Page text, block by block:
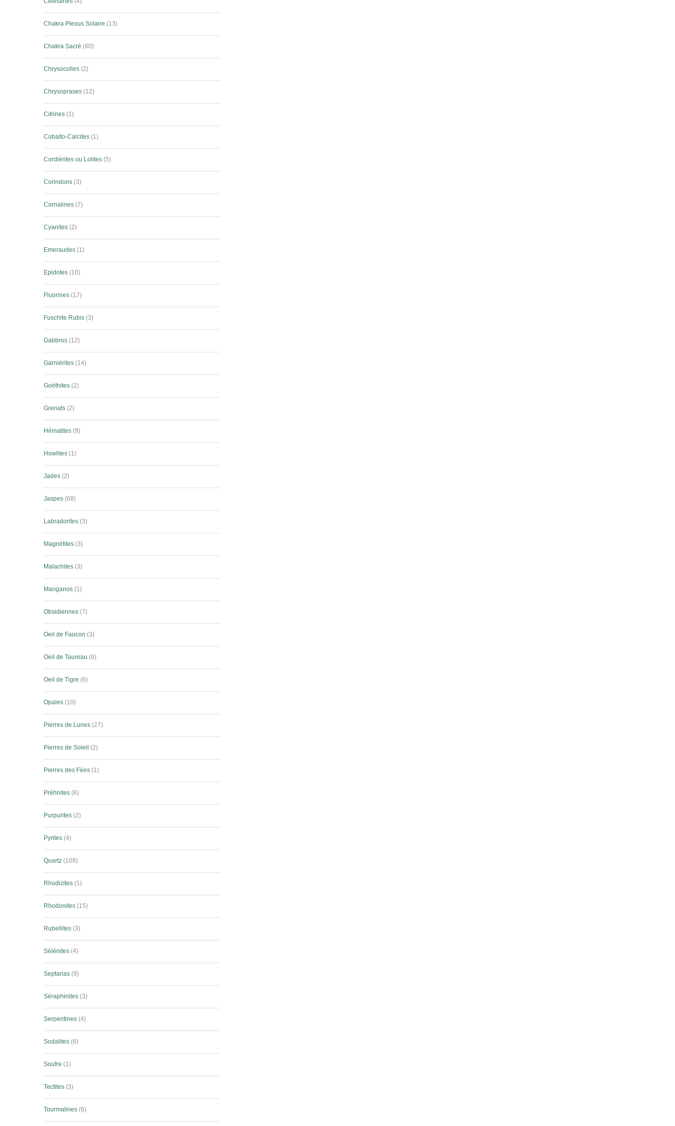
Chakra Plexus Solaire 13
Chakra Sacré 60
Chrysocolles 2
Chrysoprases 12
Citrines 1
Cobalto-Calcites 1
Cordiérites ou Lolites 5
Corindons 3
Cornalines 7
Cyanites 2
Emeraudes 1
Epidotes 10
Fluorines 17
Fuschite Rubis 3
Gabbros 12
Garniérites 14
Goéthites 2
Grenats 2
Hématites 9
Howlites 1
Jades 2
Jaspes 68
Labradorites 3
Magnétites 3
Malachites 3
Manganos 1
Obsidiennes 7
Oeil de Faucon 3
Oeil de Taureau 6
Oeil de Tigre 6
Opales 10
Pierres de Lunes 27
Pierres de Soleil 2
Pierres des Fées 1
Préhnites 6
Purpurites 2
Pyrites 4
Quartz 108
Rhodizites 1
Rhodonites 15
Rubellites 3
Sélénites 4
Septarias 9
Séraphinites 3
Serpentines 4
Sodalites 6
Soufre 1
Tectites 3
Tourmalines 6